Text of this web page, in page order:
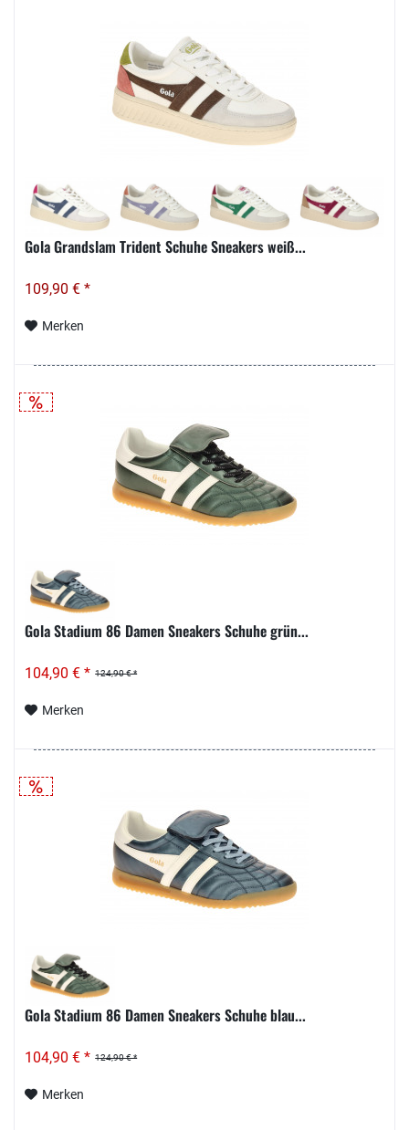
Gola Grandslam Trident Schuhe Sneakers weiß...
109,90 € *
Merken
Gola Stadium 86 Damen Sneakers Schuhe grün...
124,90 € *
104,90 € *
Merken
Gola Stadium 86 Damen Sneakers Schuhe blau...
124,90 € *
104,90 € *
Merken